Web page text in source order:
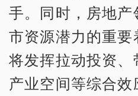
手。同时，房地
市资源潜力的重
将发挥拉动投资
产业空间等综合